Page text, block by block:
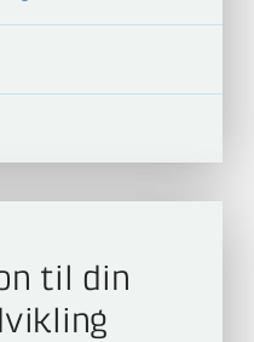
til din